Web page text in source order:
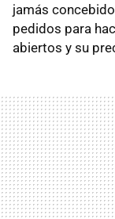
jamás
pedidos para
abiertos y su